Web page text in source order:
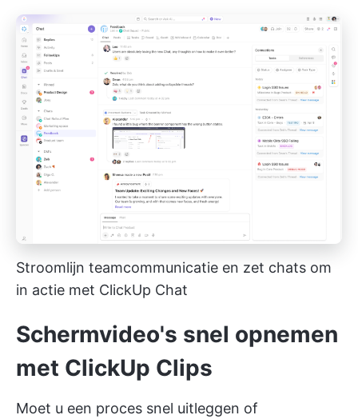
Stroomlijn teamcommunicatie en zet chats om
in actie met ClickUp Chat
Schermvideo's snel opnemen
met ClickUp Clips
Moet u een proces snel uitleggen of